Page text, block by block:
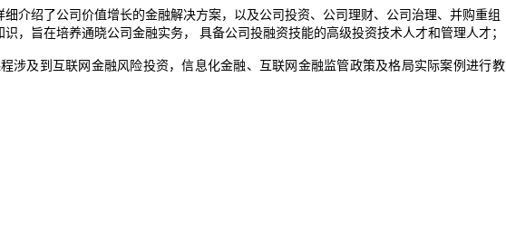
细介绍了公司价值增长的金融解决方案，以及公司投资、公司理财、公司治理、 并购重组
识，旨在培养通晓公司金融实务， 具备公司投融资技能的高级投资技术人才和管理人才；
涉及到互联网金融风险投资，信息化金融、互联网金融监管政策及格局实际案例进行教